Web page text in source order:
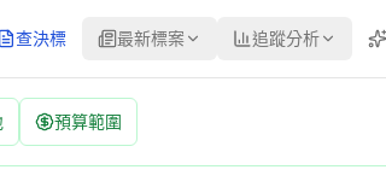
查決標 最新標案 追蹤分析
預算範圍
報價單或企劃書 公告
企劃書 | 決標方式：參考最有利標精